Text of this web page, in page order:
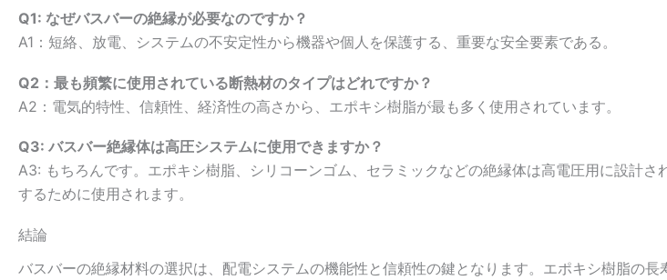
Q1: なぜバスバーの絶縁が必要なのですか？
A1：短絡、放電、システムの不安定性から機器や個人を保護する、重要な安全要素である。
Q2：最も頻繁に使用されている断熱材のタイプはどれですか？
A2：電気的特性、信頼性、経済性の高さから、エポキシ樹脂が最も多く使用されています。
Q3: バスバー絶縁体は高圧システムに使用できますか？
A3: もちろんです。エポキシ樹脂、シリコーンゴム、セラミックなどの絶縁体は高電圧用に設計さ
するために使用されます。
結論
バスバーの絶縁材料の選択は、配電システムの機能性と信頼性の鍵となります。エポキシ樹脂の長